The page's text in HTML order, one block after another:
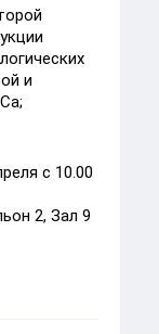
и
с 10.00
2, Зал 9